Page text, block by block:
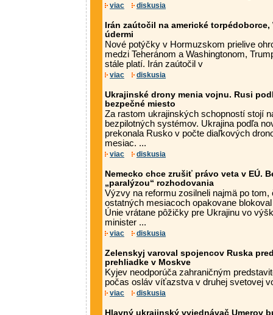
viac diskusia
Irán zaútočil na americké
údermi
Nové potýčky v Hormuzskom prielive
medzi Teheránom a Washingtonom,
stále platí. Irán zaútočil v
viac diskusia
Ukrajinské drony menia vojnu. Rusi
bezpečné miesto
Za rastom ukrajinských schopností stojí
bezpilotných systémov. Ukrajina podľa
prekonala Rusko v počte diaľkových
mesiac. ...
viac diskusia
Nemecko chce zrušiť právo veta v EÚ.
„paralýzou“ rozhodovania
Výzvy na reformu zosilneli najmä po tom,
ostatných mesiacoch opakovane
Únie vrátane pôžičky pre Ukrajinu vo
minister ...
viac diskusia
Zelenskyj varoval spojencov Ruska
prehliadke v Moskve
Kyjev neodporúča zahraničným
počas osláv víťazstva v druhej svetovej
viac diskusia
Hlavný ukrajinský vyjednávač Umerov